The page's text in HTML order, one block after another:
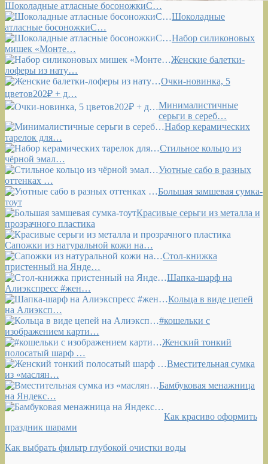
Шоколадные атласные босоножкиС…
Шоколадные
атласные босоножкиС…
Набор силиконовых
мишек «Монте…
Женские балетки-
лоферы из нату…
Очки-новинка, 5
цветов202₽ + д…
Минималистичные
серьги в сереб…
Набор керамических
тарелок для…
Стильное кольцо из
чёрной эмал…
Уютные сабо в разных
оттенках …
Большая замшевая сумка-
тоут
Красивые серьги из металла и
прозрачного пластика
Сапожки из натуральной кожи на…
Стол-книжка
пристенный на Янде…
Шапка-шарф на
Алиэкспресс #жен…
Кольца в виде цепей
на Алиэксп…
#кошельки с
изображением карти…
Женский тонкий
полосатый шарф …
Вместительная сумка
из «маслян…
Бамбуковая менажница
на Яндекс…
Как красиво оформить
праздник шарами
Как выбрать фильтр глубокой очистки воды